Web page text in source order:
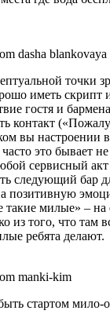
dasha blankovaya
точки
иметь скрипт
гостя и
контакт
вы настроении
это бывает
сервисный акт
следующий бар
позитивную
такие милые» – на
из того, что там
ребята делают.
manki-kim
стартом мило-